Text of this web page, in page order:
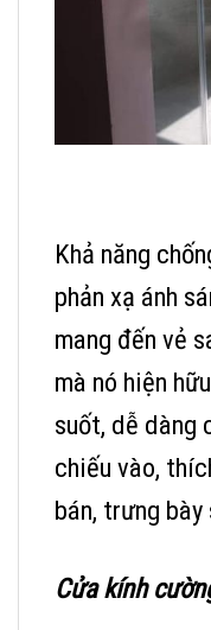
Khả năng
phản xạ ánh
mang đến vẻ
mà nó hiện
suốt, dễ dàng
chiếu vào,
bán, trưng bày
Cửa kính